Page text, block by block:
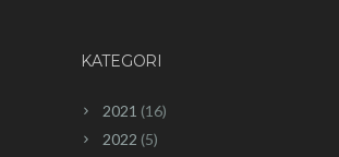
KATEGORI
2021 (16)
2022 (5)